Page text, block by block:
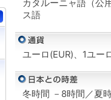
カタルーニャ語（公
ス語
ユーロ(EUR)、1ユー
冬時間 －8時間／夏